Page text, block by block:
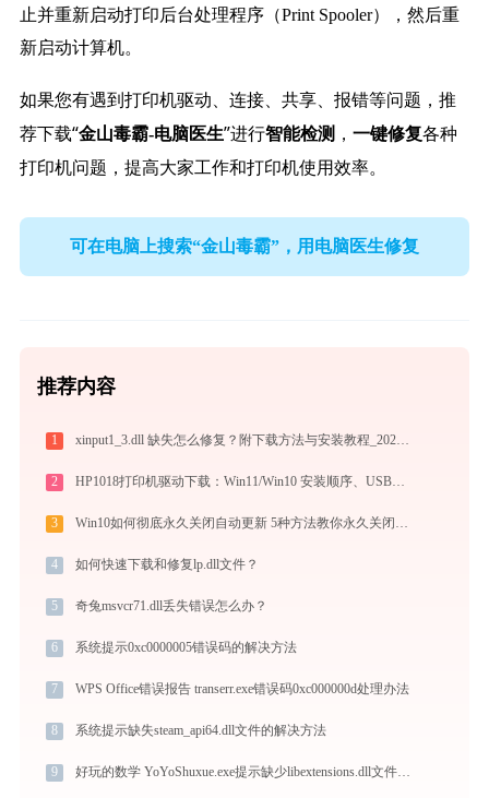
止并重新启动打印后台处理程序（Print Spooler），然后重
新启动计算机。
如果您有遇到打印机驱动、连接、共享、报错等问题，推
荐下载“金山毒霸-电脑医生”进行智能检测， 一键修复各种
打印机问题，提高大家工作和打印机使用效率。
可在电脑上搜索“金山毒霸”，用电脑医生修复
推荐内容
1 xinput1_3.dll 缺失怎么修复？附下载方法与安装教程_20260410155929_01
2 HP1018打印机驱动下载：Win11/Win10 安装顺序、USB无响应与打印首选项缺失处理_20260410155929_05
3 Win10如何彻底永久关闭自动更新 5种方法教你永久关闭win10自动更新
4 如何快速下载和修复lp.dll文件？
5 奇兔msvcr71.dll丢失错误怎么办？
6 系统提示0xc0000005错误码的解决方法
7 WPS Office错误报告 transerr.exe错误码0xc000000d处理办法
8 系统提示缺失steam_api64.dll文件的解决方法
9 好玩的数学 YoYoShuxue.exe提示缺少libextensions.dll文件的解决办法